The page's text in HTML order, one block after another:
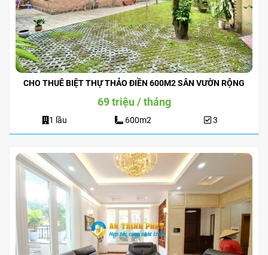
CHO THUÊ BIỆT THỰ THẢO ĐIỀN 600M2 SÂN VƯỜN RỘNG
69 triệu / tháng
1 lầu 600m2 3